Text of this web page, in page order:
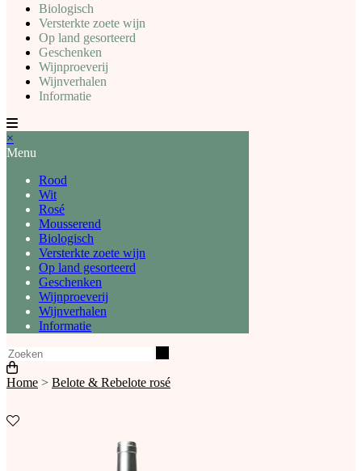
Biologisch
Versterkte zoete wijn
Op land gesorteerd
Geschenken
Wijnproeverij
Wijnverhalen
Informatie
×
Menu
Rood
Wit
Rosé
Mousserend
Biologisch
Versterkte zoete wijn
Op land gesorteerd
Geschenken
Wijnproeverij
Wijnverhalen
Informatie
Home > Belote & Rebelote rosé